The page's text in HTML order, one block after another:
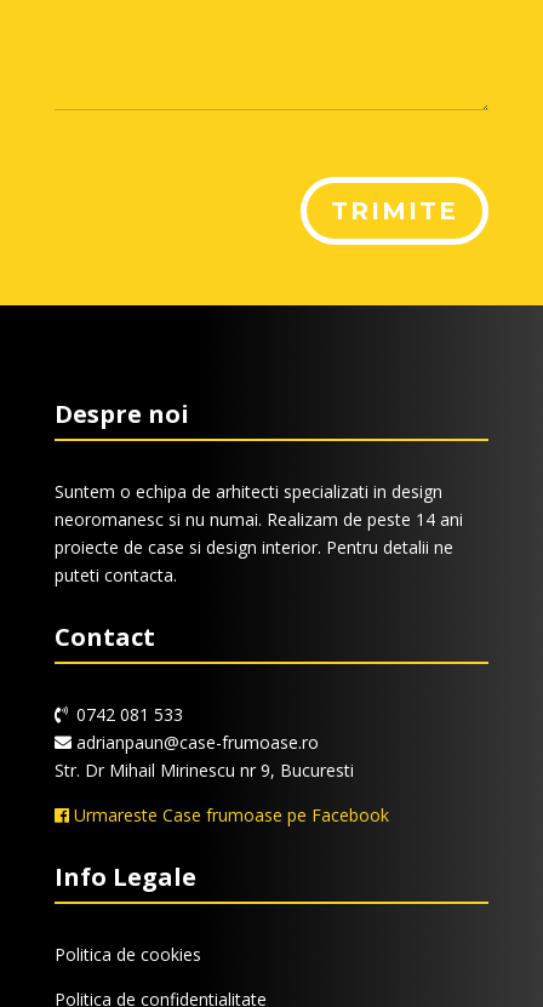
TRIMITE
Despre noi
Suntem o echipa de arhitecti specializati in design
neoromanesc si nu numai. Realizam de peste 14 ani
proiecte de case si design interior. Pentru detalii ne
puteti contacta.
Contact
0742 081 533
adrianpaun@case-frumoase.ro
Str. Dr Mihail Mirinescu nr 9, Bucuresti
Urmareste Case frumoase pe Facebook
Info Legale
Politica de cookies
Politica de confidentialitate